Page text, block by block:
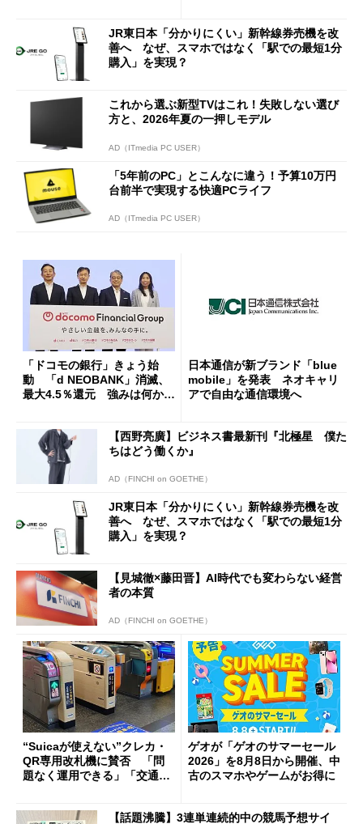
JR東日本「分かりにくい」新幹線券売機を改
善へ なぜ、スマホではなく「駅での最短1分
購入」を実現？
これから選ぶ新型TVはこれ！失敗しない選び
方と、2026年夏の一押しモデル
AD（ITmedia PC USER）
「5年前のPC」とこんなに違う！予算10万円
台前半で実現する快適PCライフ
AD（ITmedia PC USER）
「ドコモの銀行」きょう始
動 「d NEOBANK」消滅、
最大4.5％還元 強みは何か解
日本通信が新ブランド「blue
mobile」を発表 ネオキャリ
アで自由な通信環境へ
【西野亮廣】ビジネス書最新刊『北極星 僕た
ちはどう働くか』
AD（FINCHI on GOETHE）
JR東日本「分かりにくい」新幹線券売機を改
善へ なぜ、スマホではなく「駅での最短1分
購入」を実現？
【見城徹×藤田晋】AI時代でも変わらない経営
者の本質
AD（FINCHI on GOETHE）
“Suicaが使えない”クレカ・
QR専用改札機に賛否 「問
題なく運用できる」「交通系I
ゲオが「ゲオのサマーセール
2026」を8月8日から開催、中
古のスマホやゲームがお得に
【話題沸騰】3連単連続的中の競馬予想サイ